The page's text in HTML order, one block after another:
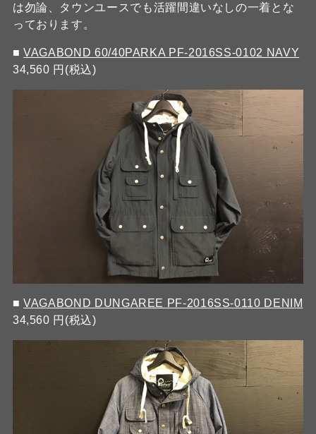
は勿論、タウンユースでも活躍間違いなしの一着とな
っております。
■VAGABOND 60/40PARKA PF-2016SS-0102 NAVY
34,560 円(税込)
■VAGABOND DUNGAREE PF-2016SS-0110 DENIM
34,560 円(税込)